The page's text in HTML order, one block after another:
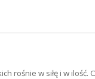
rośnie w siłę i w